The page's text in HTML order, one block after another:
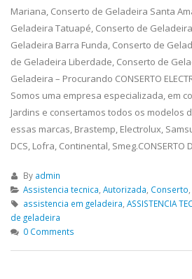
Mariana, Conserto de Geladeira Santa
Geladeira Tatuapé, Conserto de
Geladeira Barra Funda, Conserto de
de Geladeira Liberdade, Conserto de
Geladeira – Procurando CONSERTO
Somos uma empresa especializada, em
Jardins e consertamos todos os modelos
essas marcas, Brastemp, Electrolux,
DCS, Lofra, Continental, Smeg.CONSERTO
By admin
Assistencia tecnica, Autorizada, Conserto,
assistencia em geladeira, ASSISTENCIA
de geladeira
0 Comments